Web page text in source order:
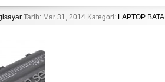
Tarih: Mar 31, 2014 Kategori: LAPTOP